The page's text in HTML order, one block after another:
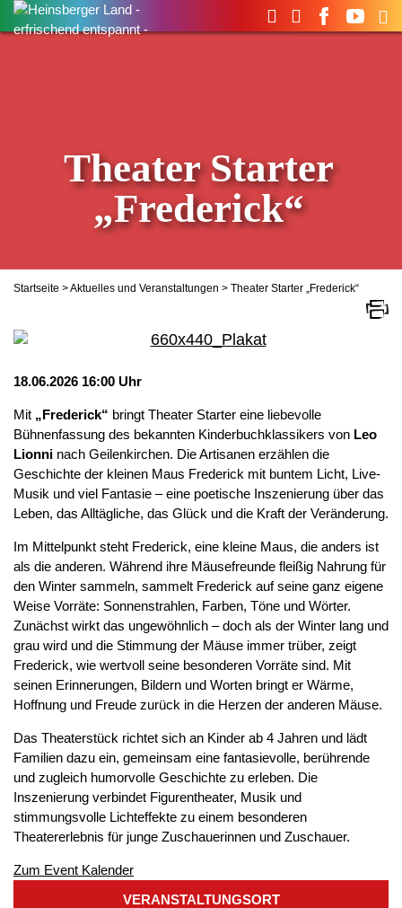
Suchen
nach:
Theater Starter
„Frederick“
Startseite >Aktuelles und Veranstaltungen > Theater Starter „Frederick“
18.06.2026 16:00 Uhr
Mit „Frederick“ bringt Theater Starter eine liebevolle
Bühnenfassung des bekannten Kinderbuchklassikers von Leo
Lionni nach Geilenkirchen. Die Artisanen erzählen die
Geschichte der kleinen Maus Frederick mit buntem Licht, Live-
Musik und viel Fantasie – eine poetische Inszenierung über das
Leben, das Alltägliche, das Glück und die Kraft der Veränderung.
Im Mittelpunkt steht Frederick, eine kleine Maus, die anders ist
als die anderen. Während ihre Mäusefreunde fleißig Nahrung für
den Winter sammeln, sammelt Frederick auf seine ganz eigene
Weise Vorräte: Sonnenstrahlen, Farben, Töne und Wörter.
Zunächst wirkt das ungewöhnlich – doch als der Winter lang und
grau wird und die Stimmung der Mäuse immer trüber, zeigt
Frederick, wie wertvoll seine besonderen Vorräte sind. Mit
seinen Erinnerungen, Bildern und Worten bringt er Wärme,
Hoffnung und Freude zurück in die Herzen der anderen Mäuse.
Das Theaterstück richtet sich an Kinder ab 4 Jahren und lädt
Familien dazu ein, gemeinsam eine fantasievolle, berührende
und zugleich humorvolle Geschichte zu erleben. Die
Inszenierung verbindet Figurentheater, Musik und
stimmungsvolle Lichteffekte zu einem besonderen
Theatererlebnis für junge Zuschauerinnen und Zuschauer.
Zum Event Kalender
VERANSTALTUNGSORT